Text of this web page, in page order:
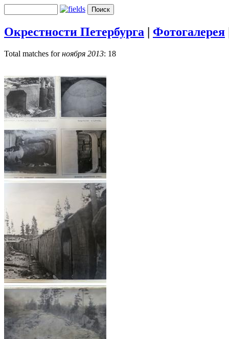
Окрестности Петербурга | Фотогалерея
Total matches forноября 2013: 18